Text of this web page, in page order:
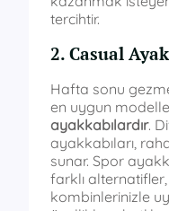
tercihtir.
2. Casual
Hafta sonu
en uygun
ayakkabılardır.
ayakkabıları,
sunar. Spor
farklı
kombinlerinizle